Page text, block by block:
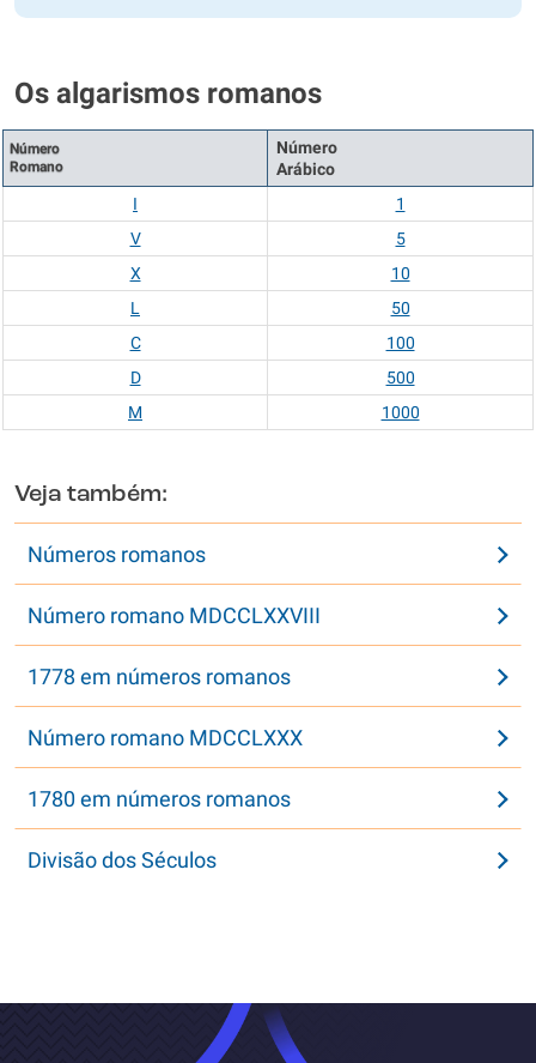
Os algarismos romanos
Número
Romano
Número
Arábico
I
1
V
5
X
10
L
50
C
100
D
500
M
1000
Veja também:
Números romanos
Número romano MDCCLXXVIII
1778 em números romanos
Número romano MDCCLXXX
1780 em números romanos
Divisão dos Séculos